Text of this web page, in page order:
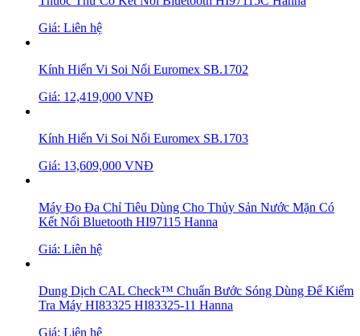
Giá: Liên hệ
Kính Hiển Vi Soi Nổi Euromex SB.1702
Giá: 12,419,000 VNĐ
Kính Hiển Vi Soi Nổi Euromex SB.1703
Giá: 13,609,000 VNĐ
Máy Đo Đa Chỉ Tiêu Dùng Cho Thủy Sản Nước Mặn Có
Kết Nối Bluetooth HI97115 Hanna
Giá: Liên hệ
Dung Dịch CAL Check™ Chuẩn Bước Sóng Dùng Để Kiểm
Tra Máy HI83325 HI83325-11 Hanna
Giá: Liên hệ